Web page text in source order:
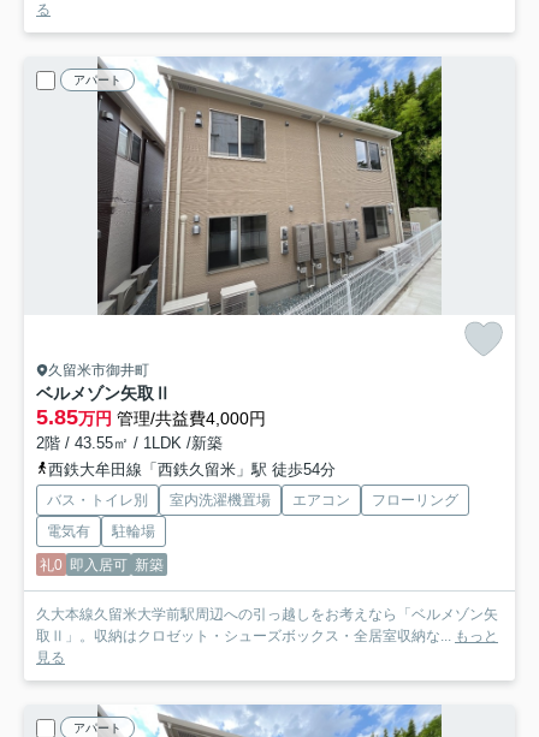
る
アパート
久留米市御井町
ベルメゾン矢取Ⅱ
5.85万円 管理/共益費4,000円
2階 / 43.55㎡ / 1LDK /新築
西鉄大牟田線「西鉄久留米」駅 徒歩54分
バス・トイレ別 室内洗濯機置場 エアコン
フローリング
電気有
駐輪場
礼0 即入居可 新築
久大本線久留米大学前駅周辺への引っ越しをお考えなら「ベルメゾン矢
取Ⅱ」。収納はクロゼット・シューズボックス・全居室収納な... もっと
見る
アパート